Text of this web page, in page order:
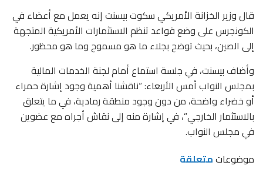
قال وزير الخزانة الأمريكي سكوت بيسنت إنه يعمل مع أعضاء في
الكونجرس على وضع قواعد تنظم الاستثمارات الأمريكية المتجهة
إلى الصين، بحيث توضح بجلاء ما هو مسموح وما هو محظور.
وأضاف بيسنت، في جلسة استماع أمام لجنة الخدمات المالية
بمجلس النواب أمس الأربعاء: “ناقشنا أهمية وجود إشارة حمراء
أو خضراء واضحة، من دون وجود منطقة رمادية، في ما يتعلق
بالاستثمار الخارجي”، في إشارة منه إلى نقاش أجراه مع عضوين
في مجلس النواب.
موضوعاتمتعلقة